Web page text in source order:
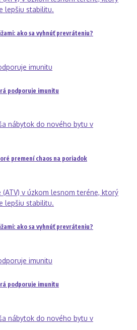
ako sa vyhnúť prevráteniu?
podporuje imunitu
premení chaos na poriadok
ako sa vyhnúť prevráteniu?
podporuje imunitu